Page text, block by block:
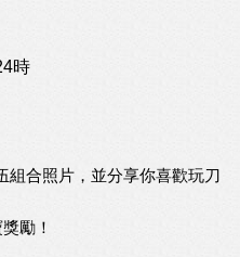
時
組合照片，並分享你喜歡玩刀
勵！